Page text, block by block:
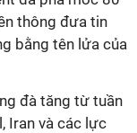
thông đưa tin
bằng tên lửa của
đà tăng từ tuần
Iran và các lực